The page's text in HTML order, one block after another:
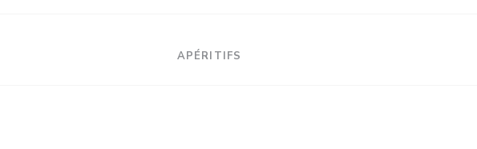
APÉRITIFS